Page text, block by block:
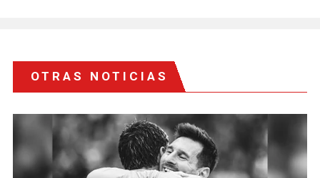
OTRAS NOTICIAS